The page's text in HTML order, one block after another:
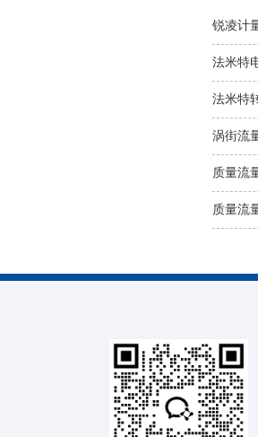
锐凌计
法米特
法米特
涡街流
质量流
质量流